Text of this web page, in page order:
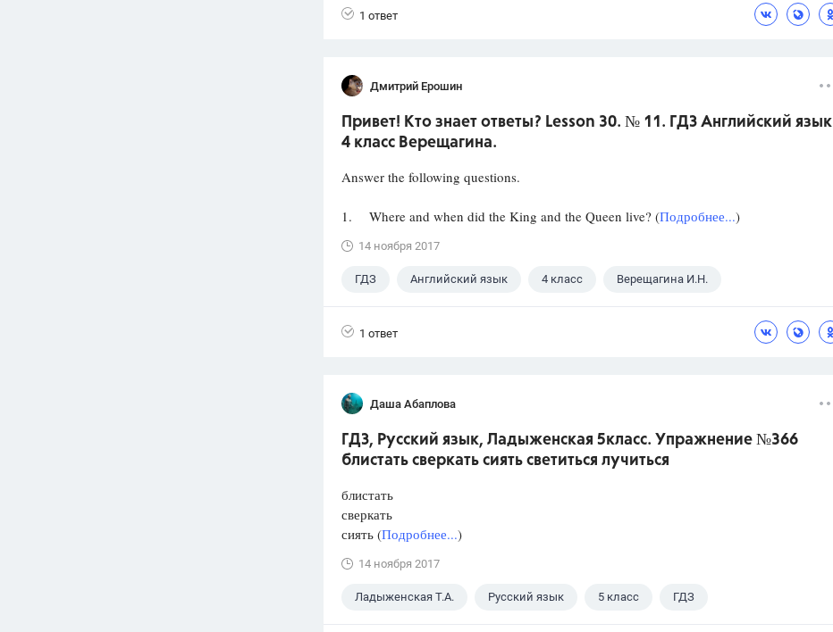
1 ответ
Дмитрий Ерошин
Привет! Кто знает ответы? Lesson 30. № 11. ГДЗ Английский язык
4 класс Верещагина.
Answer the following questions.
1. Where and when did the King and the Queen live? (Подробнее...)
14 ноября 2017
ГДЗ Английский язык 4 класс Верещагина И.Н.
1 ответ
Даша Абаплова
ГДЗ, Русский язык, Ладыженская 5класс. Упражнение №366
блистать сверкать сиять светиться лучиться
блистать
сверкать
сиять (Подробнее...)
14 ноября 2017
Ладыженская Т.А. Русский язык 5 класс ГДЗ